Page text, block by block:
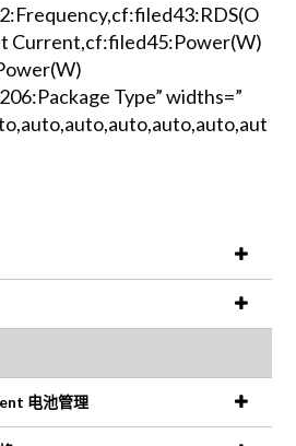
Current,cf:filed45:Power(W)
Type” widths=”
电池管理